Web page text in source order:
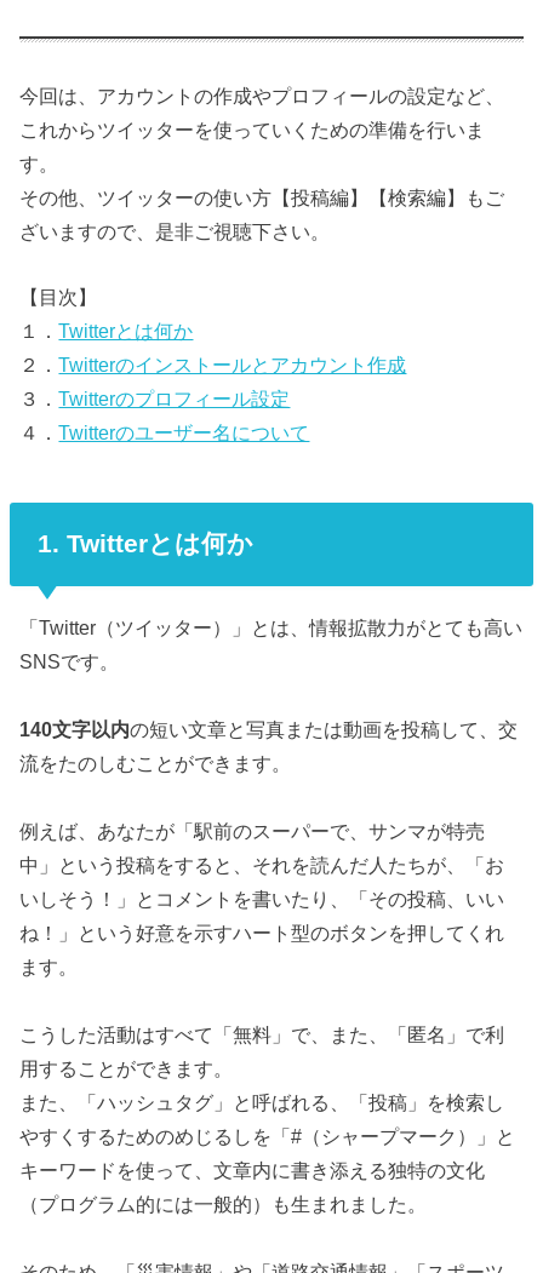
今回は、アカウントの作成やプロフィールの設定など、
これからツイッターを使っていくための準備を行いま
す。
その他、ツイッターの使い方【投稿編】【検索編】もご
ざいますので、是非ご視聴下さい。
【目次】
１．Twitterとは何か
２．Twitterのインストールとアカウント作成
３．Twitterのプロフィール設定
４．Twitterのユーザー名について
1. Twitterとは何か
「Twitter（ツイッター）」とは、情報拡散力がとても高い
SNSです。
140文字以内の短い文章と写真または動画を投稿して、交
流をたのしむことができます。
例えば、あなたが「駅前のスーパーで、サンマが特売
中」という投稿をすると、それを読んだ人たちが、「お
いしそう！」とコメントを書いたり、「その投稿、いい
ね！」という好意を示すハート型のボタンを押してくれ
ます。
こうした活動はすべて「無料」で、また、「匿名」で利
用することができます。
また、「ハッシュタグ」と呼ばれる、「投稿」を検索し
やすくするためのめじるしを「#（シャープマーク）」と
キーワードを使って、文章内に書き添える独特の文化
（プログラム的には一般的）も生まれました。